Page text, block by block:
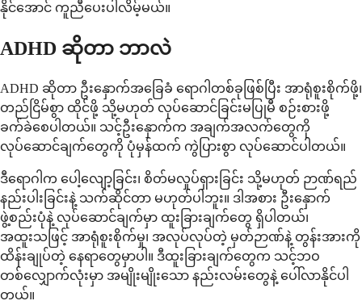
နိုင်အောင် ကူညီပေးပါလိမ့်မယ်။
ADHD ဆိုတာ ဘာလဲ
ADHD ဆိုတာ ဦးနှောက်အခြေခံ ရောဂါတစ်ခုဖြစ်ပြီး အာရုံစူးစိုက်ဖို့၊
တည်ငြိမ်စွာ ထိုင်ဖို့ သို့မဟုတ် လုပ်ဆောင်ခြင်းမပြုမီ စဉ်းစားဖို့
ခက်ခဲစေပါတယ်။ သင့်ဦးနှောက်က အချက်အလက်တွေကို
လုပ်ဆောင်ချက်တွေကို ပုံမှန်ထက် ကွဲပြားစွာ လုပ်ဆောင်ပါတယ်။
ဒီရောဂါက ပေါ့လျော့ခြင်း၊ စိတ်မလှုပ်ရှားခြင်း သို့မဟုတ် ဉာဏ်ရည်
နည်းပါးခြင်းနဲ့ သက်ဆိုင်တာ မဟုတ်ပါဘူး။ ဒါအစား ဦးနှောက်
ဖွဲ့စည်းပုံနဲ့ လုပ်ဆောင်ချက်မှာ ထူးခြားချက်တွေ ရှိပါတယ်၊
အထူးသဖြင့် အာရုံစူးစိုက်မှု၊ အလုပ်လုပ်တဲ့ မှတ်ဉာဏ်နဲ့ တွန်းအားကို
ထိန်းချုပ်တဲ့ နေရာတွေမှာပါ။ ဒီထူးခြားချက်တွေက သင့်ဘဝ
တစ်လျှောက်လုံးမှာ အမျိုးမျိုးသော နည်းလမ်းတွေနဲ့ ပေါ်လာနိုင်ပါ
တယ်။